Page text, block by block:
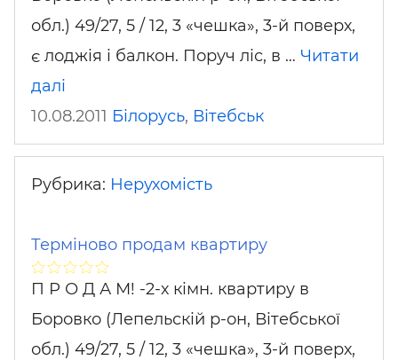
обл.) 49/27, 5 / 12, 3 «чешка», 3-й поверх,
є лоджія і балкон. Поруч ліс, в … Читати
далі
10.08.2011 Білорусь, Вітебськ
Рубрика: Нерухомість
Терміново продам квартиру
П Р О Д А М! -2-х кімн. квартиру в
Боровко (Лепельскій р-он, Вітебської
обл.) 49/27, 5 / 12, 3 «чешка», 3-й поверх,